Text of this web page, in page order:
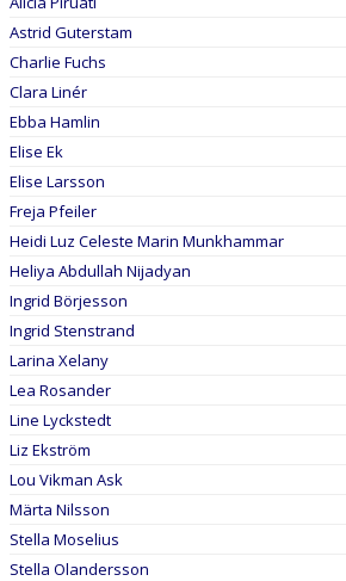
Astrid Guterstam
Charlie Fuchs
Clara Linér
Ebba Hamlin
Elise Ek
Elise Larsson
Freja Pfeiler
Heidi Luz Celeste Marin Munkhammar
Heliya Abdullah Nijadyan
Ingrid Börjesson
Ingrid Stenstrand
Larina Xelany
Lea Rosander
Line Lyckstedt
Liz Ekström
Lou Vikman Ask
Märta Nilsson
Stella Moselius
Stella Olandersson